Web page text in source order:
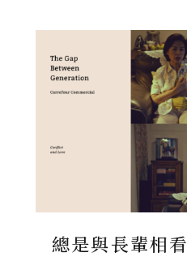
總是與長輩相